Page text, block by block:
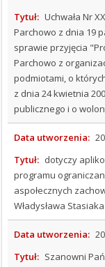
KONTROLE
SYGNALIŚCI
INFORMACJE
O
BIULETYNIE
PLAN
OGÓLNY
PLANY
MIEJSCOWE
ZINTEGROWANE
PLANY
Tytuł: Uchwała Nr
Parchowo z dnia 19
sprawie przyjęcia
Parchowo z
podmiotami, o
z dnia 24 kwietnia
publicznego i o
Data utworzenia:
Tytuł: dotyczy
programu
aspołecznych
Władysława
Data utworzenia:
Tytuł: Szanowni